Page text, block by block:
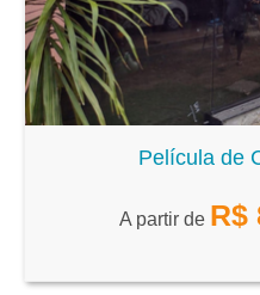
Película de
A partir de R$